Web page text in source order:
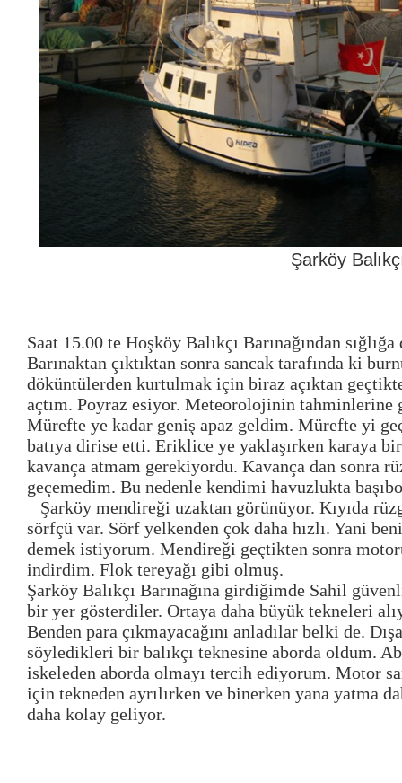
Şarköy Balıkçı
Saat 15.00 te Hoşköy Balıkçı Barınağından
Barınaktan çıktıktan sonra sancak tarafında ki
döküntülerden kurtulmak için biraz açıktan
açtım. Poyraz esiyor. Meteorolojinin tahminlerine
Mürefte ye kadar geniş apaz geldim. Mürefte yi
batıya dirise etti. Eriklice ye yaklaşırken karaya
kavança atmam gerekiyordu. Kavança dan sonra
geçemedim. Bu nedenle kendimi havuzlukta
Şarköy mendireği uzaktan görünüyor. Kıyıda
sörfçü var. Sörf yelkenden çok daha hızlı. Yani
demek istiyorum. Mendireği geçtikten sonra
indirdim. Flok tereyağı gibi olmuş.
Şarköy Balıkçı Barınağına girdiğimde Sahil
bir yer gösterdiler. Ortaya daha büyük tekneleri
Benden para çıkmayacağını anladılar belki de.
söyledikleri bir balıkçı teknesine aborda oldum.
iskeleden aborda olmayı tercih ediyorum. Motor
için tekneden ayrılırken ve binerken yana yatma
daha kolay geliyor.